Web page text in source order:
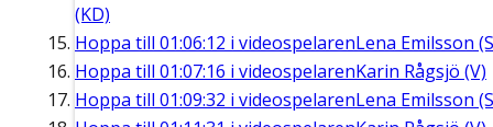
(KD)
Hoppa till 01:06:12 i videospelarenLena Emilsson
Hoppa till 01:07:16 i videospelarenKarin Rågsjö (V)
Hoppa till 01:09:32 i videospelarenLena Emilsson